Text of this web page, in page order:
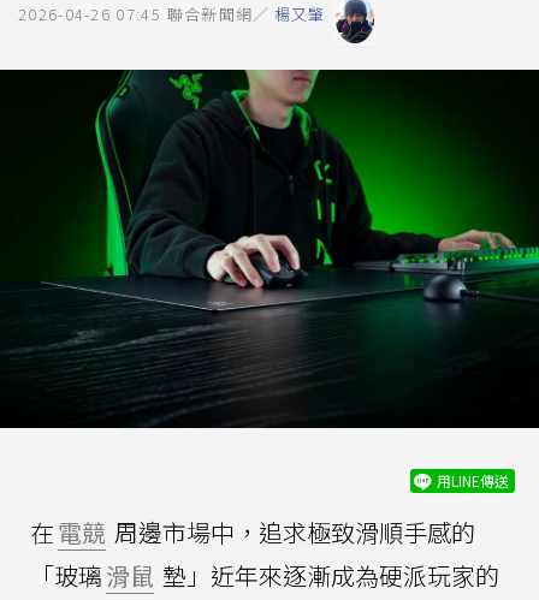
2026-04-26 07:45 聯合新聞網／ 楊又肇
用LINE傳送
在電競 周邊市場中，追求極致滑順手感的
「玻璃滑鼠 墊」近年來逐漸成為硬派玩家的